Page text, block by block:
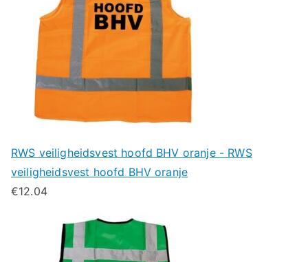
RWS veiligheidsvest hoofd BHV oranje - RWS
veiligheidsvest hoofd BHV oranje
€12.04